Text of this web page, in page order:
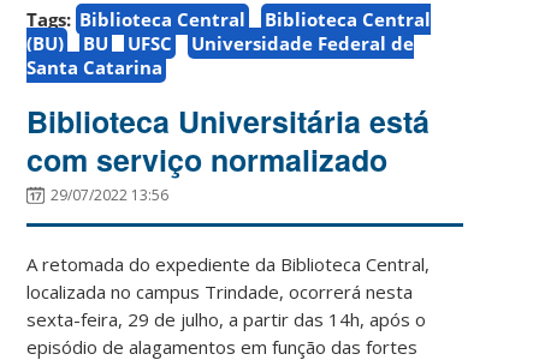
Tags: Biblioteca Central
Biblioteca Central
(BU)
BU UFSC
Universidade Federal de
Santa Catarina
Biblioteca Universitária está
com serviço normalizado
29/07/2022 13:56
A retomada do expediente da Biblioteca Central,
localizada no campus Trindade, ocorrerá nesta
sexta-feira, 29 de julho, a partir das 14h, após o
episódio de alagamentos em função das fortes